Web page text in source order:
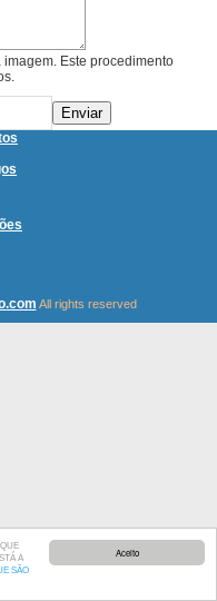
Aceito
A
SÃO
imagem. Este procedimento
Enviar
All rights reserved